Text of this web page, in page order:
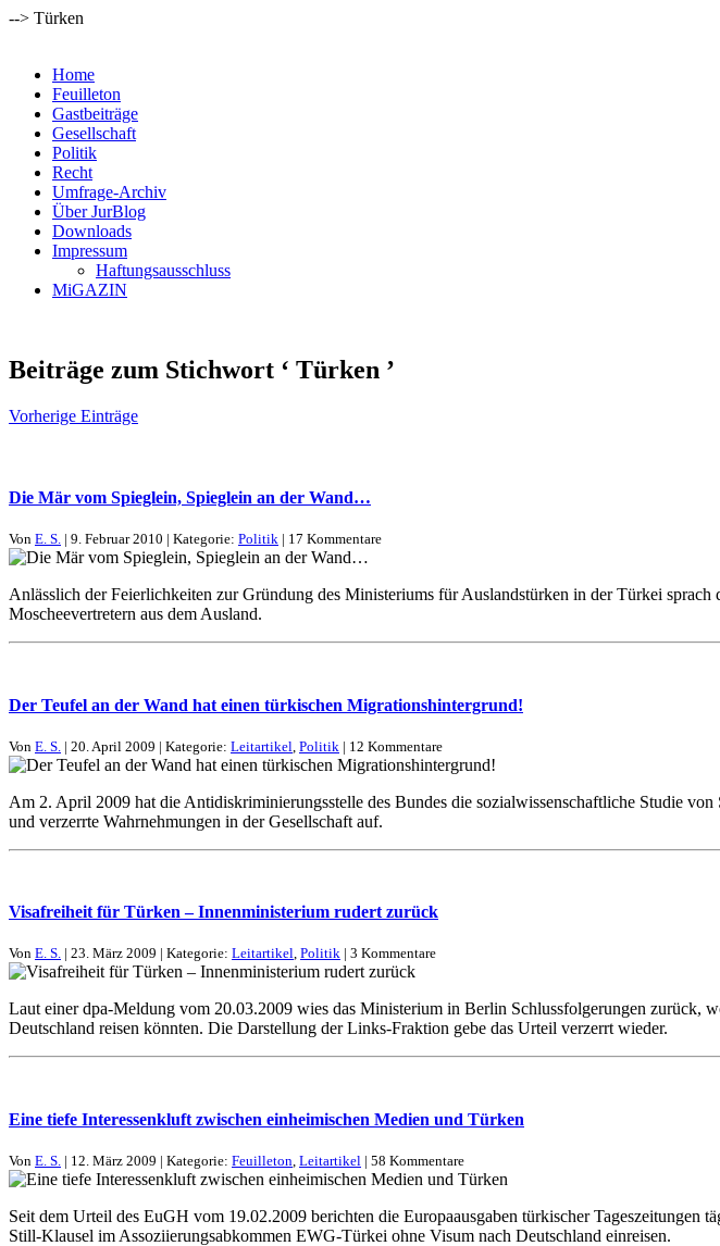
--> Türken
Home
Feuilleton
Gastbeiträge
Gesellschaft
Politik
Recht
Umfrage-Archiv
Über JurBlog
Downloads
Impressum
Haftungsausschluss
MiGAZIN
Beiträge zum Stichwort ‘ Türken ’
Vorherige Einträge
Die Mär vom Spieglein, Spieglein an der Wand…
Von E. S. | 9. Februar 2010 | Kategorie: Politik | 17 Kommentare
Anlässlich der Feierlichkeiten zur Gründung des Ministeriums für Auslandstürken in der Türkei
Moscheevertretern aus dem Ausland.
Der Teufel an der Wand hat einen türkischen Migrationshintergrund!
Von E. S. | 20. April 2009 | Kategorie: Leitartikel Politik | 12 Kommentare
Am 2. April 2009 hat die Antidiskriminierungsstelle des Bundes die sozialwissenschaftliche Studie
und verzerrte Wahrnehmungen in der Gesellschaft auf.
Visafreiheit für Türken – Innenministerium rudert zurück
Von E. S. | 23. März 2009 | Kategorie: Leitartikel, Politik | 3 Kommentare
Laut einer dpa-Meldung vom 20.03.2009 wies das Ministerium in Berlin Schlussfolgerungen zurück,
Deutschland reisen könnten. Die Darstellung der Links-Fraktion gebe das Urteil verzerrt wieder.
Eine tiefe Interessenkluft zwischen einheimischen Medien und Türken
Von E. S. | 12. März 2009 | Kategorie: Feuilleton Leitartikel | 58 Kommentare
Seit dem Urteil des EuGH vom 19.02.2009 berichten die Europaausgaben türkischer
Still-Klausel im Assoziierungsabkommen EWG-Türkei ohne Visum nach Deutschland einreisen.